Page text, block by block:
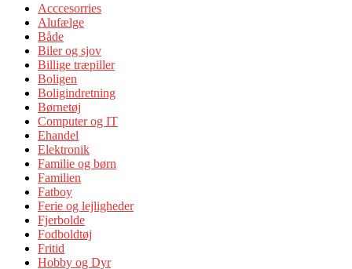
Acccesorries
Alufælge
Både
Biler og sjov
Billige træpiller
Boligen
Boligindretning
Børnetøj
Computer og IT
Ehandel
Elektronik
Familie og børn
Familien
Fatboy
Ferie og lejligheder
Fjerbolde
Fodboldtøj
Fritid
Hobby og Dyr